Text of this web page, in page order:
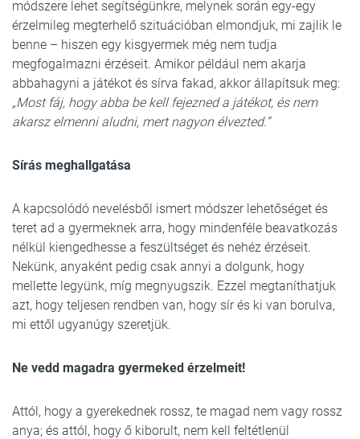
módszere lehet segítségünkre, melynek során egy-egy
érzelmileg megterhelő szituációban elmondjuk, mi zajlik le
benne – hiszen egy kisgyermek még nem tudja
megfogalmazni érzéseit. Amikor például nem akarja
abbahagyni a játékot és sírva fakad, akkor állapítsuk meg:
„Most fáj, hogy abba be kell fejezned a játékot, és nem
akarsz elmenni aludni, mert nagyon élvezted.”
Sírás meghallgatása
A kapcsolódó nevelésből ismert módszer lehetőséget és
teret ad a gyermeknek arra, hogy mindenféle beavatkozás
nélkül kiengedhesse a feszültséget és nehéz érzéseit.
Nekünk, anyaként pedig csak annyi a dolgunk, hogy
mellette legyünk, míg megnyugszik. Ezzel megtaníthatjuk
azt, hogy teljesen rendben van, hogy sír és ki van borulva,
mi ettől ugyanúgy szeretjük.
Ne vedd magadra gyermeked érzelmeit!
Attól, hogy a gyerekednek rossz, te magad nem vagy rossz
anya; és attól, hogy ő kiborult, nem kell feltétlenül